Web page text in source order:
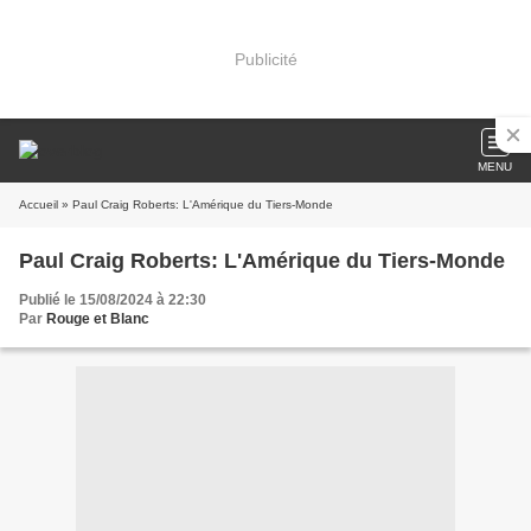
Publicité
MENU
Accueil » Paul Craig Roberts: L'Amérique du Tiers-Monde
Paul Craig Roberts: L'Amérique du Tiers-Monde
Publié le 15/08/2024 à 22:30
Par Rouge et Blanc